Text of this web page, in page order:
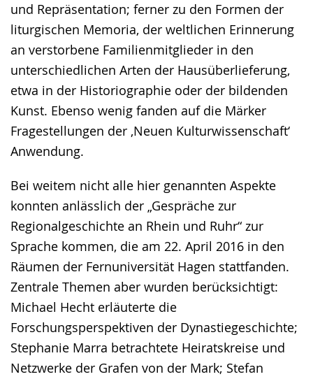
und Repräsentation; ferner zu den Formen der
liturgischen Memoria, der weltlichen Erinnerung
an verstorbene Familienmitglieder in den
unterschiedlichen Arten der Hausüberlieferung,
etwa in der Historiographie oder der bildenden
Kunst. Ebenso wenig fanden auf die Märker
Fragestellungen der ‚Neuen Kulturwissenschaft‘
Anwendung.
Bei weitem nicht alle hier genannten Aspekte
konnten anlässlich der „Gespräche zur
Regionalgeschichte an Rhein und Ruhr“ zur
Sprache kommen, die am 22. April 2016 in den
Räumen der Fernuniversität Hagen stattfanden.
Zentrale Themen aber wurden berücksichtigt:
Michael Hecht erläuterte die
Forschungsperspektiven der Dynastiegeschichte;
Stephanie Marra betrachtete Heiratskreise und
Netzwerke der Grafen von der Mark; Stefan